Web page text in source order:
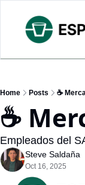
Home Posts ☕
☕
Empleados del
Steve Saldaña
Oct 16, 2025